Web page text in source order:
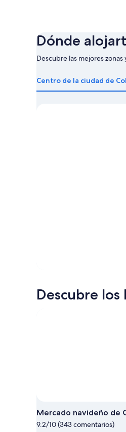
Dónde
Descubre las mejores
más
información
sobre
Centro de la ciudad de
Descubre
Mercado navideño de
9.2/10 (343 comentarios)